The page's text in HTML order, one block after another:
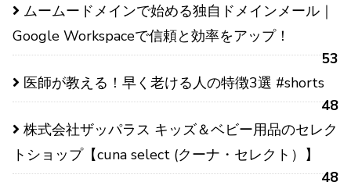
ムームードメインで始める独自ドメインメール｜
Google Workspaceで信頼と効率をアップ！
53
医師が教える！早く老ける人の特徴3選 #shorts
48
株式会社ザッパラス キッズ＆ベビー用品のセレク
トショップ【cuna select (クーナ・セレクト）】
48